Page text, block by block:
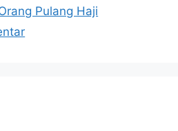
Pulang Haji